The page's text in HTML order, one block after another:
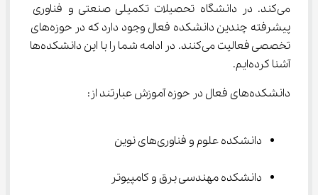
می‌کند. در دانشگاه تحصیلات تکمیلی صنعتی و فناوری
پیشرفته چندین دانشکده فعال وجود دارد که در حوزه‌های
تخصصی فعالیت می‌کنند. در ادامه شما را با این دانشکده‌ها
آشنا کرده‌ایم.
دانشکده‌های فعال در حوزه آموزش عبارتند از:
دانشکده علوم و فناوری‌های نوین
دانشکده مهندسی برق و کامپیوتر